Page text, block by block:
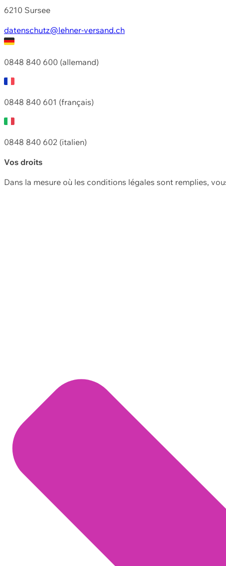
6210 Sursee
datenschutz@lehner-versand.ch
0848 840 600 (allemand)
0848 840 601 (français)
0848 840 602 (italien)
Vos droits
Dans la mesure où les conditions légales sont remplies,